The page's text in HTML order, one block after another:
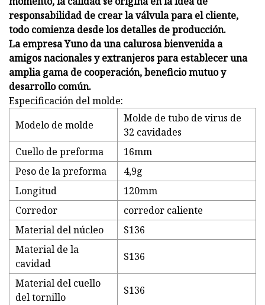
responsabilidad de crear la válvula para el cliente,
todo comienza desde los detalles de producción.
La empresa Yuno da una calurosa bienvenida a
amigos nacionales y extranjeros para establecer una
amplia gama de cooperación, beneficio mutuo y
desarrollo común.
Especificación del molde:
Modelo de molde
Molde de tubo de virus de
32 cavidades
Cuello de preforma
16mm
Peso de la preforma
4,9g
Longitud
120mm
Corredor
corredor caliente
Material del núcleo
S136
Material de la
cavidad
S136
Material del cuello
del tornillo
S136